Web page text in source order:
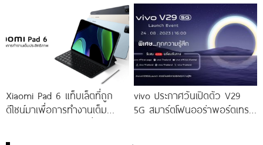
ราคาเริ่มต้นเพียง 14,999 บาท
จัดเต็มกับโปรโมชันพิเศษก่อนใคร
ราคาใหม่เพียง 4,599 บาท
เท่านั้น!
Xiaomi Pad 6 แท็บเล็ตที่ถูก
ดีไซน์มาเพื่อการทำงานเต็ม
vivo ประกาศวันเปิดตัว V29
5G สมาร์ตโฟนออร่าพอร์ตเทร